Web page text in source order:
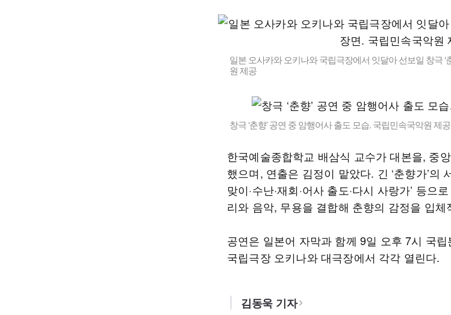
일본 오사카와 오키나와 국립극장에서 잇달아 선보일 창극 ‘
원 제공
창극 ‘춘향’ 공연 중 암행어사 출도 모습. 국립민속국악원 제공
한국예술종합학교 배삼식 교수가 대본을, 중
했으며, 연출은 김정이 맡았다. 긴 ‘춘향가’의
맞이·수난·재회·어사 출도·다시 사랑가’ 등으
리와 음악, 무용을 결합해 춘향의 감정을 입체
공연은 일본어 자막과 함께 9일 오후 7시 국
국립극장 오키나와 대극장에서 각각 열린다.
김동욱 기자